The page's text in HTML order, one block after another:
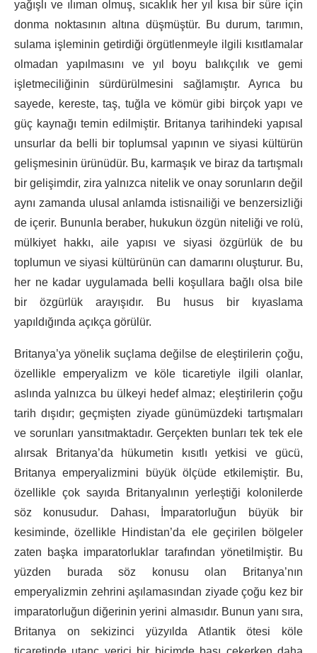
yağışlı ve ılıman olmuş, sıcaklık her yıl kısa bir süre için
donma noktasının altına düşmüştür. Bu durum, tarımın,
sulama işleminin getirdiği örgütlenmeyle ilgili kısıtlamalar
olmadan yapılmasını ve yıl boyu balıkçılık ve gemi
işletmeciliğinin sürdürülmesini sağlamıştır. Ayrıca bu
sayede, kereste, taş, tuğla ve kömür gibi birçok yapı ve
güç kaynağı temin edilmiştir. Britanya tarihindeki yapısal
unsurlar da belli bir toplumsal yapının ve siyasi kültürün
gelişmesinin ürünüdür. Bu, karmaşık ve biraz da tartışmalı
bir gelişimdir, zira yalnızca nitelik ve onay sorunların değil
aynı zamanda ulusal anlamda istisnailiği ve benzersizliği
de içerir. Bununla beraber, hukukun özgün niteliği ve rolü,
mülkiyet hakkı, aile yapısı ve siyasi özgürlük de bu
toplumun ve siyasi kültürünün can damarını oluşturur. Bu,
her ne kadar uygulamada belli koşullara bağlı olsa bile
bir özgürlük arayışıdır. Bu husus bir kıyaslama
yapıldığında açıkça görülür.
Britanya’ya yönelik suçlama değilse de eleştirilerin çoğu,
özellikle emperyalizm ve köle ticaretiyle ilgili olanlar,
aslında yalnızca bu ülkeyi hedef almaz; eleştirilerin çoğu
tarih dışıdır; geçmişten ziyade günümüzdeki tartışmaları
ve sorunları yansıtmaktadır. Gerçekten bunları tek tek ele
alırsak Britanya’da hükumetin kısıtlı yetkisi ve gücü,
Britanya emperyalizmini büyük ölçüde etkilemiştir. Bu,
özellikle çok sayıda Britanyalının yerleştiği kolonilerde
söz konusudur. Dahası, İmparatorluğun büyük bir
kesiminde, özellikle Hindistan’da ele geçirilen bölgeler
zaten başka imparatorluklar tarafından yönetilmiştir. Bu
yüzden burada söz konusu olan Britanya’nın
emperyalizmin zehrini aşılamasından ziyade çoğu kez bir
imparatorluğun diğerinin yerini almasıdır. Bunun yanı sıra,
Britanya on sekizinci yüzyılda Atlantik ötesi köle